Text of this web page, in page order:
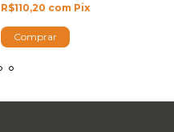
R$110,20 com Pix